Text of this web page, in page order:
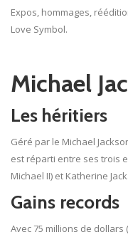
Expos, hommages,
Love Symbol.
Michael
Les héritiers
Géré par le Michael
est réparti entre ses trois
Michael II) et Katherine
Gains records
Avec 75 millions de dollars